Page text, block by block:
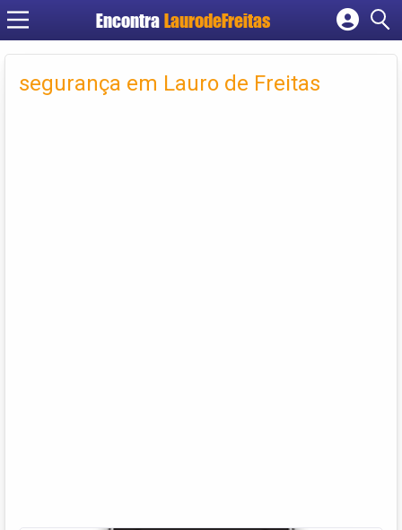
Encontra LaurodeFreitas
Fazer login
segurança em Lauro de Freitas